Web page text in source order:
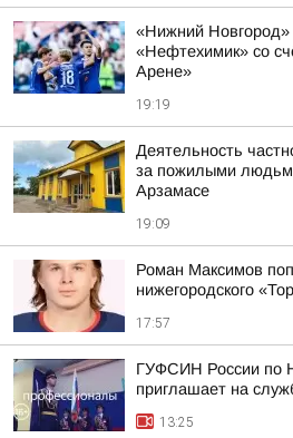
«Нижний Новгород»
«Нефтехимик» со
Арене»
19:19
Деятельность
за пожилыми
Арзамасе
19:09
Роман Максимов
нижегородского
17:57
ГУФСИН России по
приглашает на
13:25